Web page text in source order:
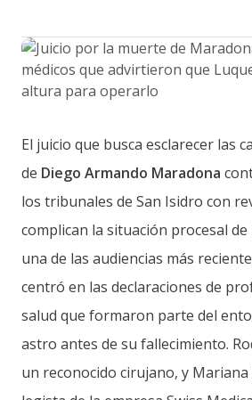
El juicio que busca esclarecer las
de Diego Armando Maradona
los tribunales de San Isidro con
complican la situación procesal
una de las audiencias más
centró en las declaraciones de
salud que formaron parte del
astro antes de su fallecimiento.
un reconocido cirujano, y Mariana